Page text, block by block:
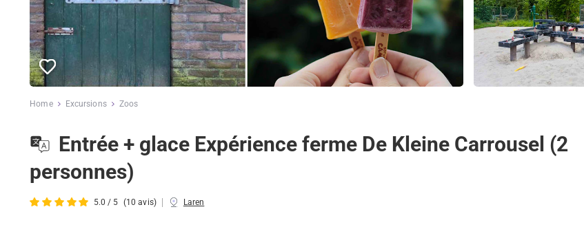
Home Excursions Zoos
Entrée + glace Expérience ferme De Kleine Carrousel (2
personnes)
5.0 / 5 (10 avis) | Laren